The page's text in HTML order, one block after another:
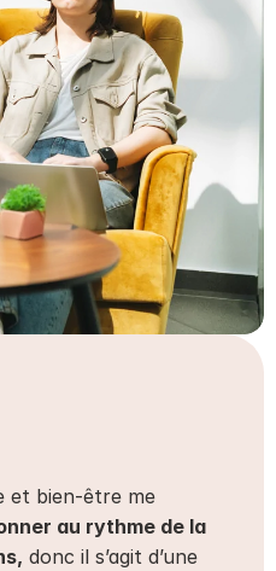
et bien-être me
au rythme de la
donc il s’agit d’une